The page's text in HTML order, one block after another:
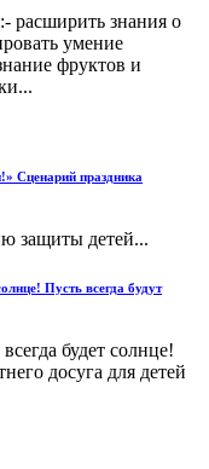
расширить знания о
умение
фруктов и
Сценарий праздника
защиты детей...
Пусть всегда будут
будет солнце!
досуга для детей